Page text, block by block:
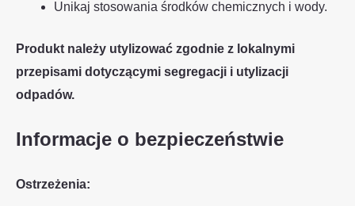
Unikaj stosowania środków chemicznych i wody.
Produkt należy utylizować zgodnie z lokalnymi
przepisami dotyczącymi segregacji i utylizacji
odpadów.
Informacje o bezpieczeństwie
Ostrzeżenia: